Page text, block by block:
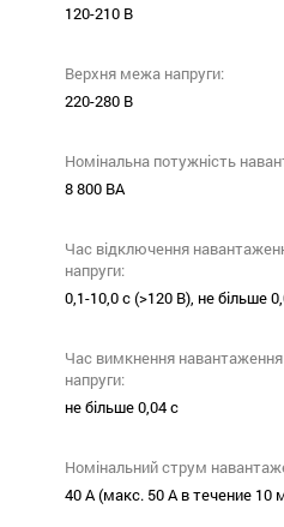
120-210 В
Верхня межа напруги:
220-280 В
Номінальна потужність
8 800 ВА
Час відключення
напруги:
0,1-10,0 с (>120 В), не більше
Час вимкнення
напруги:
не більше 0,04 с
Номінальний струм
40 А (макс. 50 А в течение 10